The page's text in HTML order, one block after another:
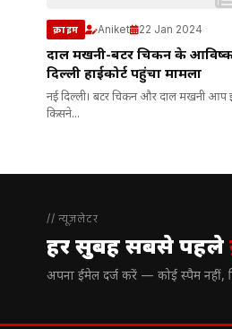
क्राइम Aniket 22 Jan 2024
दाल मखनी-बटर चिकन के
दिल्ली हाईकोर्ट पहुंचा मामला
नई दिल्ली। बटर चिकन और दाल मखनी आप
किसने...
// न्यूज़लेटर
हर सुबह सबसे पहले
अपना ईमेल दर्ज करें — कोई स्पैम नहीं,